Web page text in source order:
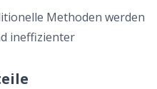
Methoden werden
ineffizienter